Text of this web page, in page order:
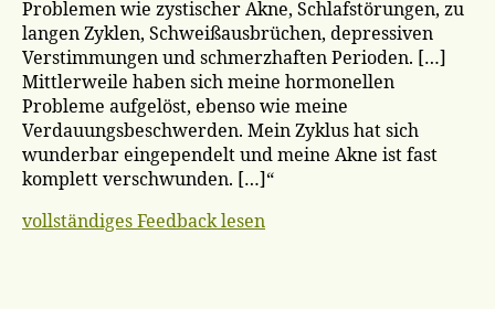
Problemen wie zystischer Akne, Schlafstörungen, zu
langen Zyklen, Schweißausbrüchen, depressiven
Verstimmungen und schmerzhaften Perioden. […]
Mittlerweile haben sich meine hormonellen
Probleme aufgelöst, ebenso wie meine
Verdauungsbeschwerden. Mein Zyklus hat sich
wunderbar eingependelt und meine Akne ist fast
komplett verschwunden. […]“
vollständiges Feedback lesen